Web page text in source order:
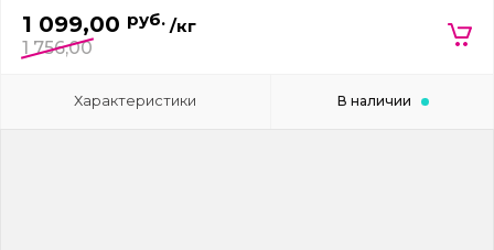
1 099,00 руб. /кг
1 756,00
Характеристики В наличии